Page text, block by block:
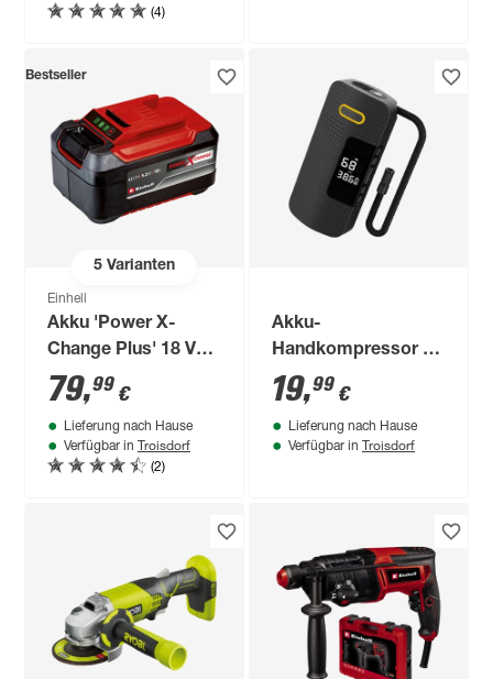
(4)
5Varianten
Bestseller
Einhell
Akku 'Power X-
Change Plus' 18 V
5,2 Ah
79,99 €
Lieferung nach Hause
Verfügbar in Troisdorf
(2)
Akku-
Handkompressor 8
V 2 Ah
19,99 €
Lieferung nach Hause
Verfügbar in Troisdorf